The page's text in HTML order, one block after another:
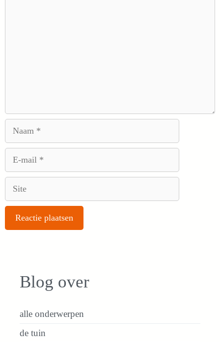
Blog over
alle onderwerpen
de tuin